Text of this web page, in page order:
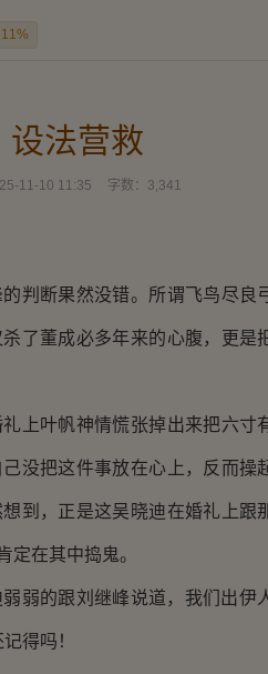
设法营救
11-10 11:35 字数： 3,341
断果然没错。所谓飞鸟尽良
了董成必多年来的心腹，更是
叶帆神情慌张掉出来把六寸
没把这件事放在心上，反而操
到，正是这吴晓迪在婚礼上跟
定在其中捣鬼。
的跟刘继峰说道，我们出伊人
得吗！